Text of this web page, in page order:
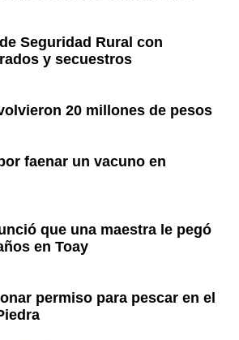
Seguridad Rural con
y secuestros
20 millones de pesos
faenar un vacuno en
que una maestra le pegó
en Toay
permiso para pescar en el